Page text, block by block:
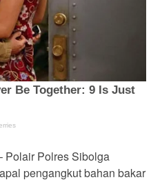
Polair Polres Sibolga
pengangkut bahan bakar